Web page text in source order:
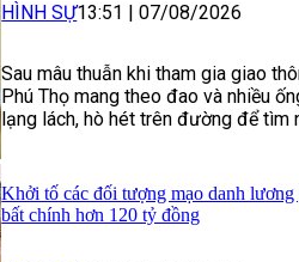
HÌNH SỰ13:51 07/08/2026
Sau mâu thuẫn khi tham gia giao
Phú Thọ mang theo đao và nhiều
lạng lách, hò hét trên đường để tìm
Khởi tố các đối tượng mạo danh
bất chính hơn 120 tỷ đồng